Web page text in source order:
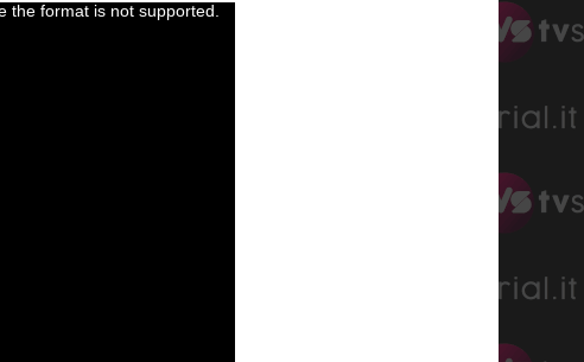
format is not supported.